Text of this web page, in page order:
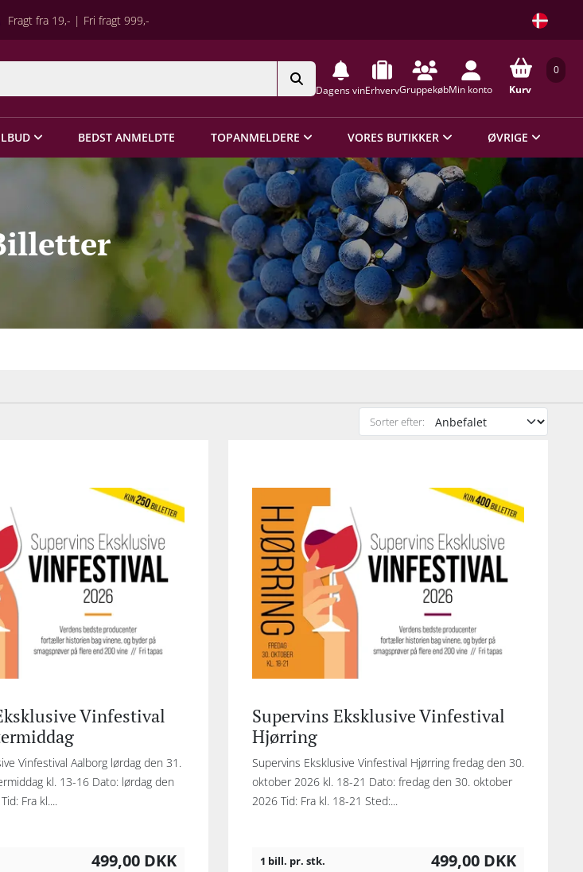
Fragt fra 19,- | Fri fragt 999,-
Dagens vinErhvervGruppekøbMin konto
0
Kurv
BEDST ANMELDTE TOPANMELDERE VORES BUTIKKER ØVRIGE
Sorter efter:
Vinfestival
Vinfestival Aalborg lørdag den 31.
kl. 13-16 Dato: lørdag den
Fra kl....
499,00 DKK
Supervins Eksklusive Vinfestival
Hjørring
Supervins Eksklusive Vinfestival Hjørring fredag den 30.
oktober 2026 kl. 18-21 Dato: fredag den 30. oktober
2026 Tid: Fra kl. 18-21 Sted:...
1 bill. pr. stk. 499,00 DKK